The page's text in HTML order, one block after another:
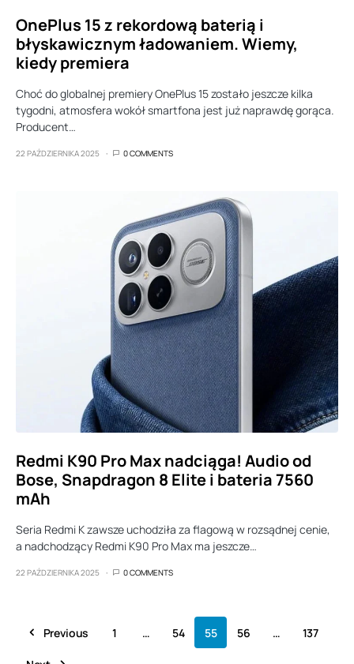
OnePlus 15 z rekordową baterią i
błyskawicznym ładowaniem. Wiemy,
kiedy premiera
Choć do globalnej premiery OnePlus 15 zostało jeszcze kilka
tygodni, atmosfera wokół smartfona jest już naprawdę gorąca.
Producent…
22 PAŹDZIERNIKA 2025 0 COMMENTS
Redmi K90 Pro Max nadciąga! Audio od
Bose, Snapdragon 8 Elite i bateria 7560
mAh
Seria Redmi K zawsze uchodziła za flagową w rozsądnej cenie,
a nadchodzący Redmi K90 Pro Max ma jeszcze…
22 PAŹDZIERNIKA 2025 0 COMMENTS
Previous 1 … 54 55 56 … 137